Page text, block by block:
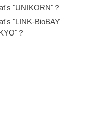
"UNIKORN"？
"LINK-BioBAY
？